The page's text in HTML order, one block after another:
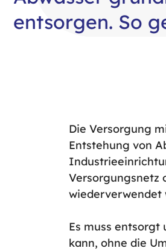
entsorgen. So
Die Versorgung
Entstehung von
Versorgungsnetz
wiederverwendet
Es muss
kann, ohne die